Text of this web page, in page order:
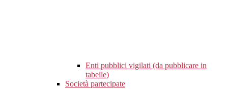
Enti pubblici vigilati (da pubblicare in
tabelle)
Società partecipate